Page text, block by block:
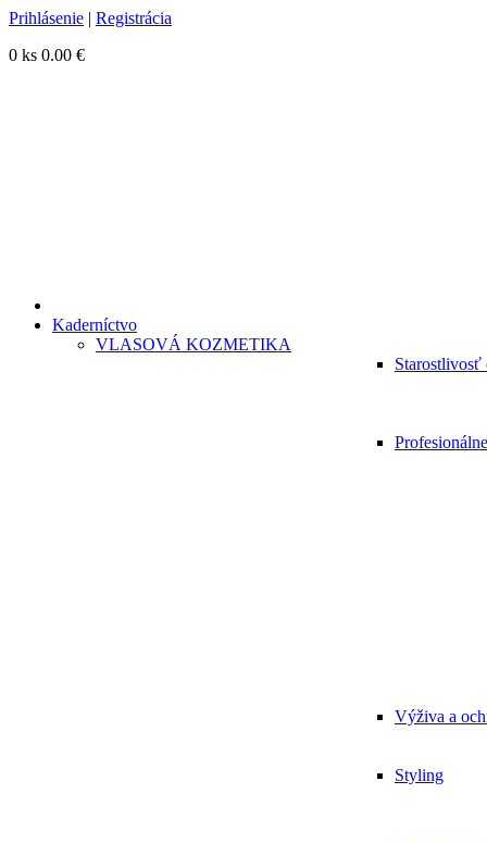
Prihlásenie | Registrácia
0 ks 0.00 €
Kaderníctvo
VLASOVÁ KOZMETIKA
Starostlivosť
Výživa a
Styling